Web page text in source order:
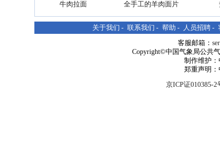
牛肉拉面 全手工的羊肉面片
关于我们 - 联系我们 - 帮助 - 人员招聘 -
客服邮箱：
Copyright©中国气象局公共
制作维护
郑重声明
京ICP证010385-2